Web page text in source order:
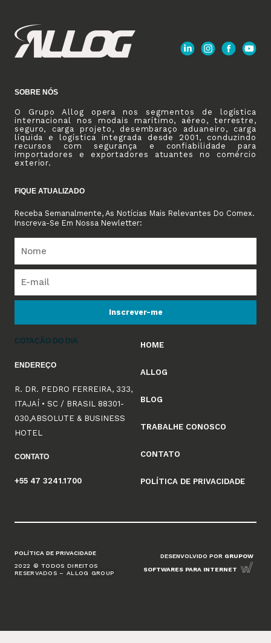
SOBRE NÓS
O Grupo Allog opera nos segmentos de logística
internacional nos modais marítimo, aéreo, terrestre,
seguro, carga projeto, desembaraço aduaneiro, carga
líquida e logística integrada desde 2001, conduzindo
recursos com segurança e confiabilidade para
importadores e exportadores atuantes no comércio
exterior.
FIQUE ATUALIZADO
Receba Semanalmente, As Notícias Mais Relevantes Do Comex.
Inscreva-Se Em Nossa Newletter:
Inscrever-me
COTAÇÃO DO DIA
ENDEREÇO
R. DR. PEDRO FERREIRA, 333,
ITAJAÍ • SC / BRASIL 88301-
030,ABSOLUTE & BUSINESS
HOTEL
CONTATO
+55 47 3241.1700
HOME
ALLOG
BLOG
TRABALHE CONOSCO
CONTATO
POLÍTICA DE PRIVACIDADE
POLÍTICA DE PRIVACIDADE
2022 © TODOS DIREITOS
RESERVADOS – ALLOG GROUP
DESENVOLVIDO POR GRUPOW
SOFTWARES PARA INTERNET